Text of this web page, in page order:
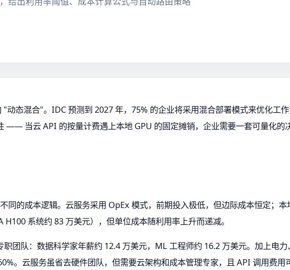
态混合"。IDC 预测到 2027 年，75% 的企业将采用混合部署模式来优化工
—— 当云 API 的按量计费遇上本地 GPU 的固定摊销，企业需要一套可量化的
同的成本逻辑。云服务采用 OpEx 模式，前期投入极低，但边际成本恒定；本
系统约 83 万美元），但单位成本随利用率上升而递减。
团队：数据科学家年薪约 12.4 万美元，ML 工程师约 16.2 万美元。加上电
。云服务虽省去硬件团队，但需要云架构和成本管理专家，且 API 调用费用